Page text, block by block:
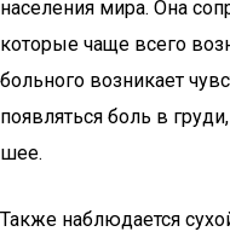
населения мира. Она
которые чаще всего
больного возникает
появляться боль в
шее.
Также наблюдается